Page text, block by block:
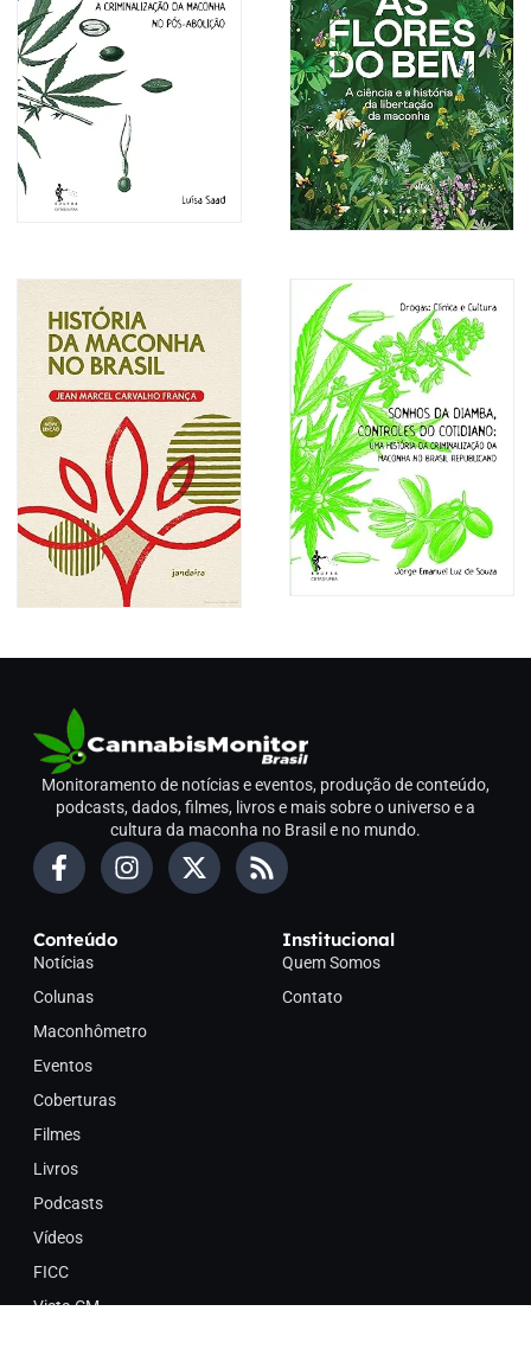
Monitoramento de notícias e eventos, produção de conteúdo,
podcasts, dados, filmes, livros e mais sobre o universo e a
cultura da maconha no Brasil e no mundo.
Conteúdo
Notícias
Colunas
Maconhômetro
Eventos
Coberturas
Filmes
Livros
Podcasts
Vídeos
FICC
Vista CM
Institucional
Quem Somos
Contato